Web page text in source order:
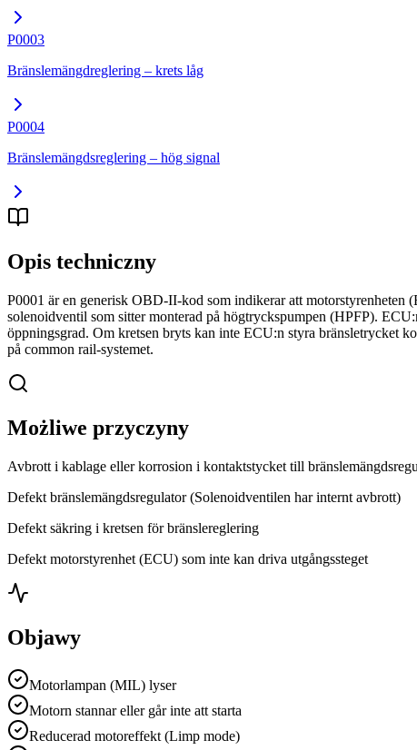
P0003
Bränslemängdreglering – krets låg
P0004
Bränslemängdsreglering – hög signal
Opis techniczny
P0001 är en generisk OBD-II-kod som indikerar att motorstyrenheten
solenoidventil som sitter monterad på högtryckspumpen (HPFP).
öppningsgrad. Om kretsen bryts kan inte ECU:n styra bränsletrycket
på common rail-systemet.
Możliwe przyczyny
Avbrott i kablage eller korrosion i kontaktstycket till
Defekt bränslemängdsregulator (Solenoidventilen har internt avbrott)
Defekt säkring i kretsen för bränslereglering
Defekt motorstyrenhet (ECU) som inte kan driva utgångssteget
Objawy
Motorlampan (MIL) lyser
Motorn stannar eller går inte att starta
Reducerad motoreffekt (Limp mode)